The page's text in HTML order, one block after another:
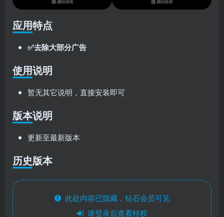
应用特点
✅去除大部分广告
使用说明
暂无其它说明，直接安装即可
版本说明
更新至最新版本
历史版本
此处内容已隐藏，钻石会员可见
请登录后查看特权